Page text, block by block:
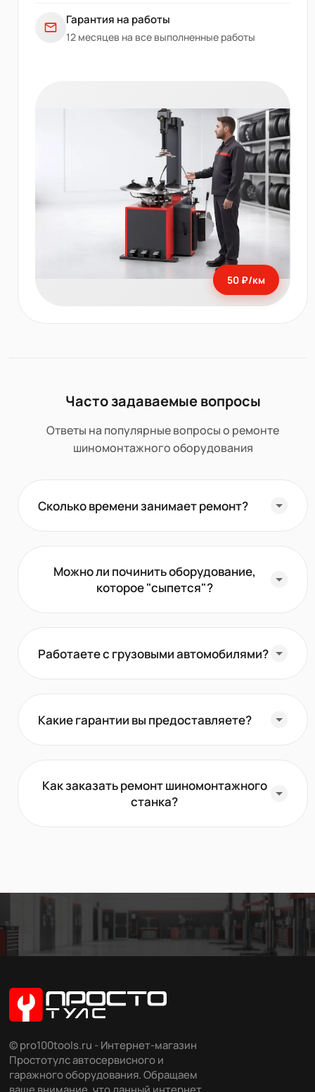
Гарантия на работы
12 месяцев на все выполненные работы
50 ₽/км
Часто задаваемые вопросы
Ответы на популярные вопросы о ремонте
шиномонтажного оборудования
Сколько времени занимает ремонт?
Можно ли починить оборудование,
которое "сыпется"?
Работаете с грузовыми автомобилями?
Какие гарантии вы предоставляете?
Как заказать ремонт шиномонтажного
станка?
© pro100tools.ru - Интернет-магазин
Простотулс автосервисного и
гаражного оборудования. Обращаем